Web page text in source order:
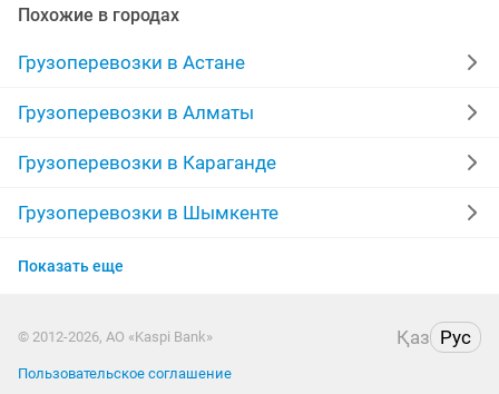
мебельщик вывоз строительного мусора
доставка камаз самосвал
грунт вывоз мебели грузоперевозки
строительный мусор заказ микроавтобуса
услуги крана
Похожие в городах
Грузоперевозки в Астане
Грузоперевозки в Алматы
Грузоперевозки в Караганде
Грузоперевозки в Шымкенте
Грузоперевозки в Актобе
Грузоперевозки в Уральске
Показать еще
© 2012-2026, АО «Kaspi Bank» Қаз Рус
Пользовательское соглашение